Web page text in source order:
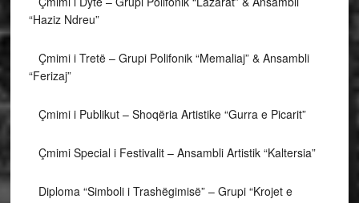
“Haziz Ndreu”
Çmimi i Tretë – Grupi Polifonik “Memaliaj” & Ansambli
“Ferizaj”
Çmimi i Publikut – Shoqëria Artistike “Gurra e Picarit”
Çmimi Special i Festivalit – Ansambli Artistik “Kaltersia”
Diploma “Simboli i Trashëgimisë” – Grupi “Krojet e